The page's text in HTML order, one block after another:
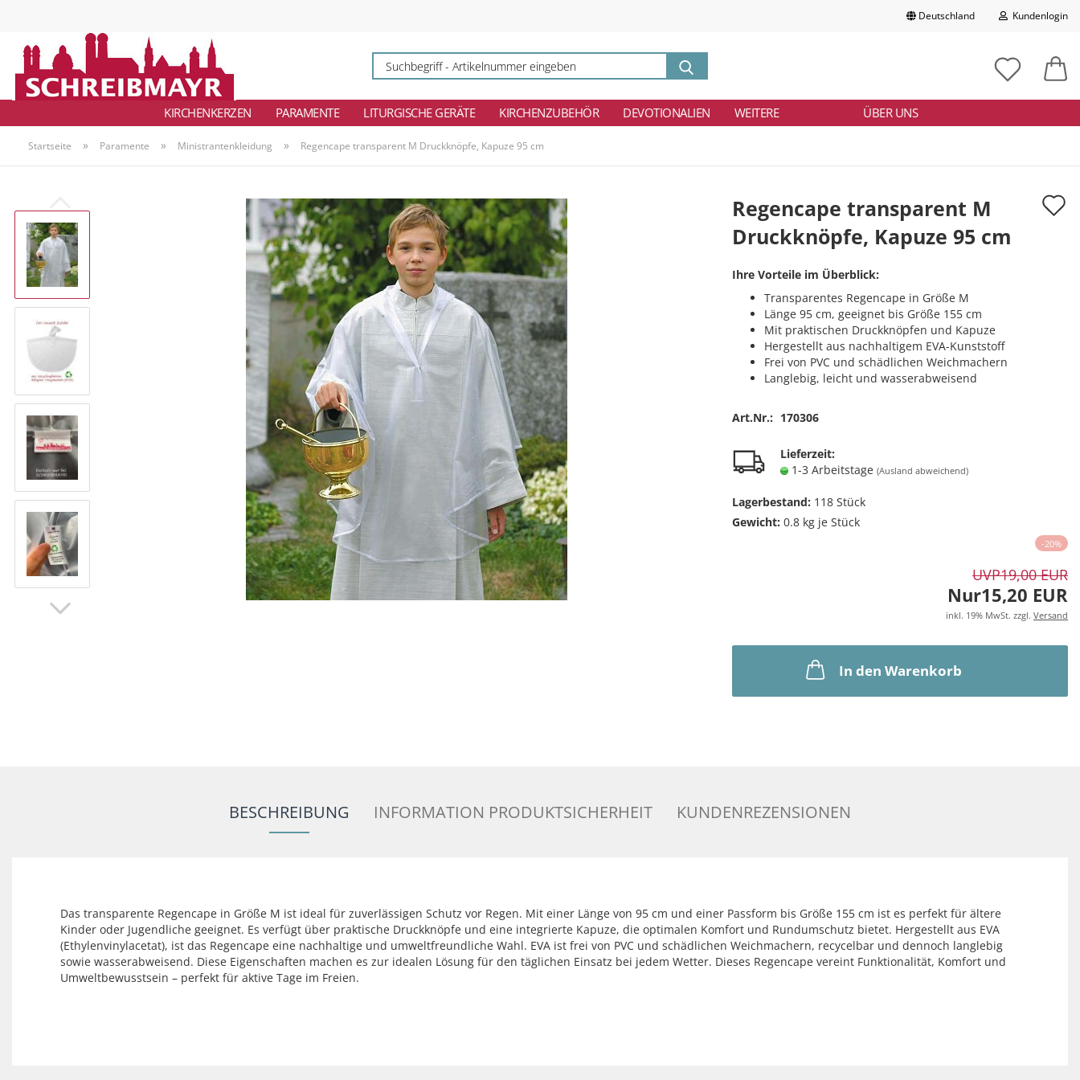
Deutschland Kundenlogin
E-Mail
Konto erstellen
Passwort vergessen?
eingeben
KIRCHENKERZEN PARAMENTE LITURGISCHE GERÄTE KIRCHENZUBEHÖR DEVOTIONALIEN ÜBER UNS
WEITERE
Startseite » Paramente » Ministrantenkleidung » Regencape transparent M Druckknöpfe, Kapuze 95 cm
Regencape transparent M
Druckknöpfe, Kapuze 95 cm
Ihre Vorteile im Überblick:
Transparentes Regencape in Größe M
Länge 95 cm, geeignet bis Größe 155 cm
Mit praktischen Druckknöpfen und Kapuze
Hergestellt aus nachhaltigem EVA-Kunststoff
Frei von PVC und schädlichen Weichmachern
Langlebig, leicht und wasserabweisend
Art.Nr.: 170306
Lieferzeit:
1-3 Arbeitstage (Ausland abweichend)
Lagerbestand: 118 Stück
Gewicht: 0.8 kg je Stück
-20%
UVP19,00 EUR
Nur15,20 EUR
inkl. 19% MwSt. zzgl. Versand
In den Warenkorb
BESCHREIBUNG INFORMATION PRODUKTSICHERHEIT KUNDENREZENSIONEN
Das transparente Regencape in Größe M ist ideal für zuverlässigen Schutz vor Regen. Mit einer Länge von 95 cm und einer Passform bis Größe 155 cm ist es perfekt für ältere
Kinder oder Jugendliche geeignet. Es verfügt über praktische Druckknöpfe und eine integrierte Kapuze, die optimalen Komfort und Rundumschutz bietet. Hergestellt aus EVA
(Ethylenvinylacetat), ist das Regencape eine nachhaltige und umweltfreundliche Wahl. EVA ist frei von PVC und schädlichen Weichmachern, recycelbar und dennoch langlebig
sowie wasserabweisend. Diese Eigenschaften machen es zur idealen Lösung für den täglichen Einsatz bei jedem Wetter. Dieses Regencape vereint Funktionalität, Komfort und
Umweltbewusstsein – perfekt für aktive Tage im Freien.